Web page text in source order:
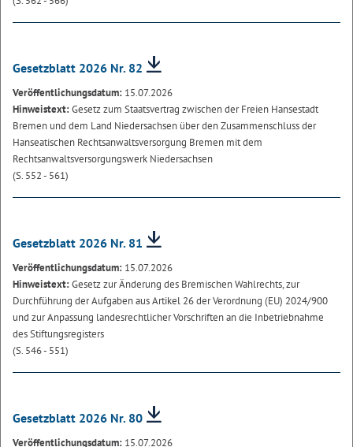
Gesetzblatt 2026 Nr. 82
Veröffentlichungsdatum: 15.07.2026
Hinweistext:Gesetz zum Staatsvertrag zwischen der Freien Hansestadt
Bremen und dem Land Niedersachsen über den Zusammenschluss der
Hanseatischen Rechtsanwaltsversorgung Bremen mit dem
Rechtsanwaltsversorgungswerk Niedersachsen
(S. 552 - 561)
Gesetzblatt 2026 Nr. 81
Veröffentlichungsdatum: 15.07.2026
Hinweistext:Gesetz zur Änderung des Bremischen Wahlrechts, zur
Durchführung der Aufgaben aus Artikel 26 der Verordnung (EU) 2024/900
und zur Anpassung landesrechtlicher Vorschriften an die Inbetriebnahme
des Stiftungsregisters
(S. 546 - 551)
Gesetzblatt 2026 Nr. 80
Veröffentlichungsdatum: 15.07.2026